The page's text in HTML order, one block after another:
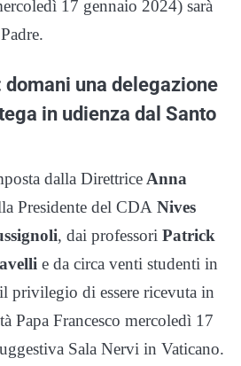
17 gennaio 2024) sarà
domani una delegazione
in udienza dal Santo
dalla Direttrice Anna
Presidente del CDA Nives
, dai professori Patrick
e da circa venti studenti in
privilegio di essere ricevuta in
Papa Francesco mercoledì 17
Sala Nervi in Vaticano.